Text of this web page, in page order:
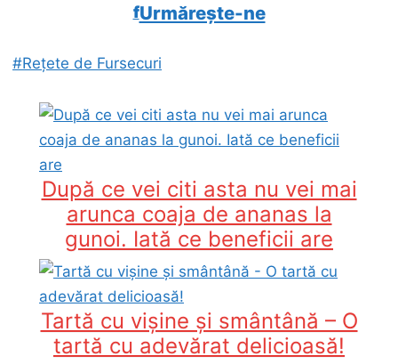
Urmărește-ne
#Rețete de Fursecuri
După ce vei citi asta nu vei mai
arunca coaja de ananas la
gunoi. Iată ce beneficii are
Tartă cu vișine și smântână – O
tartă cu adevărat delicioasă!